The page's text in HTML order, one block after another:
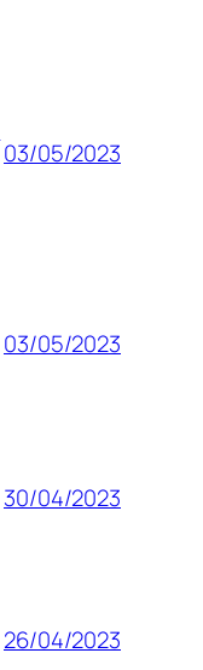
03/05/2023
03/05/2023
30/04/2023
26/04/2023